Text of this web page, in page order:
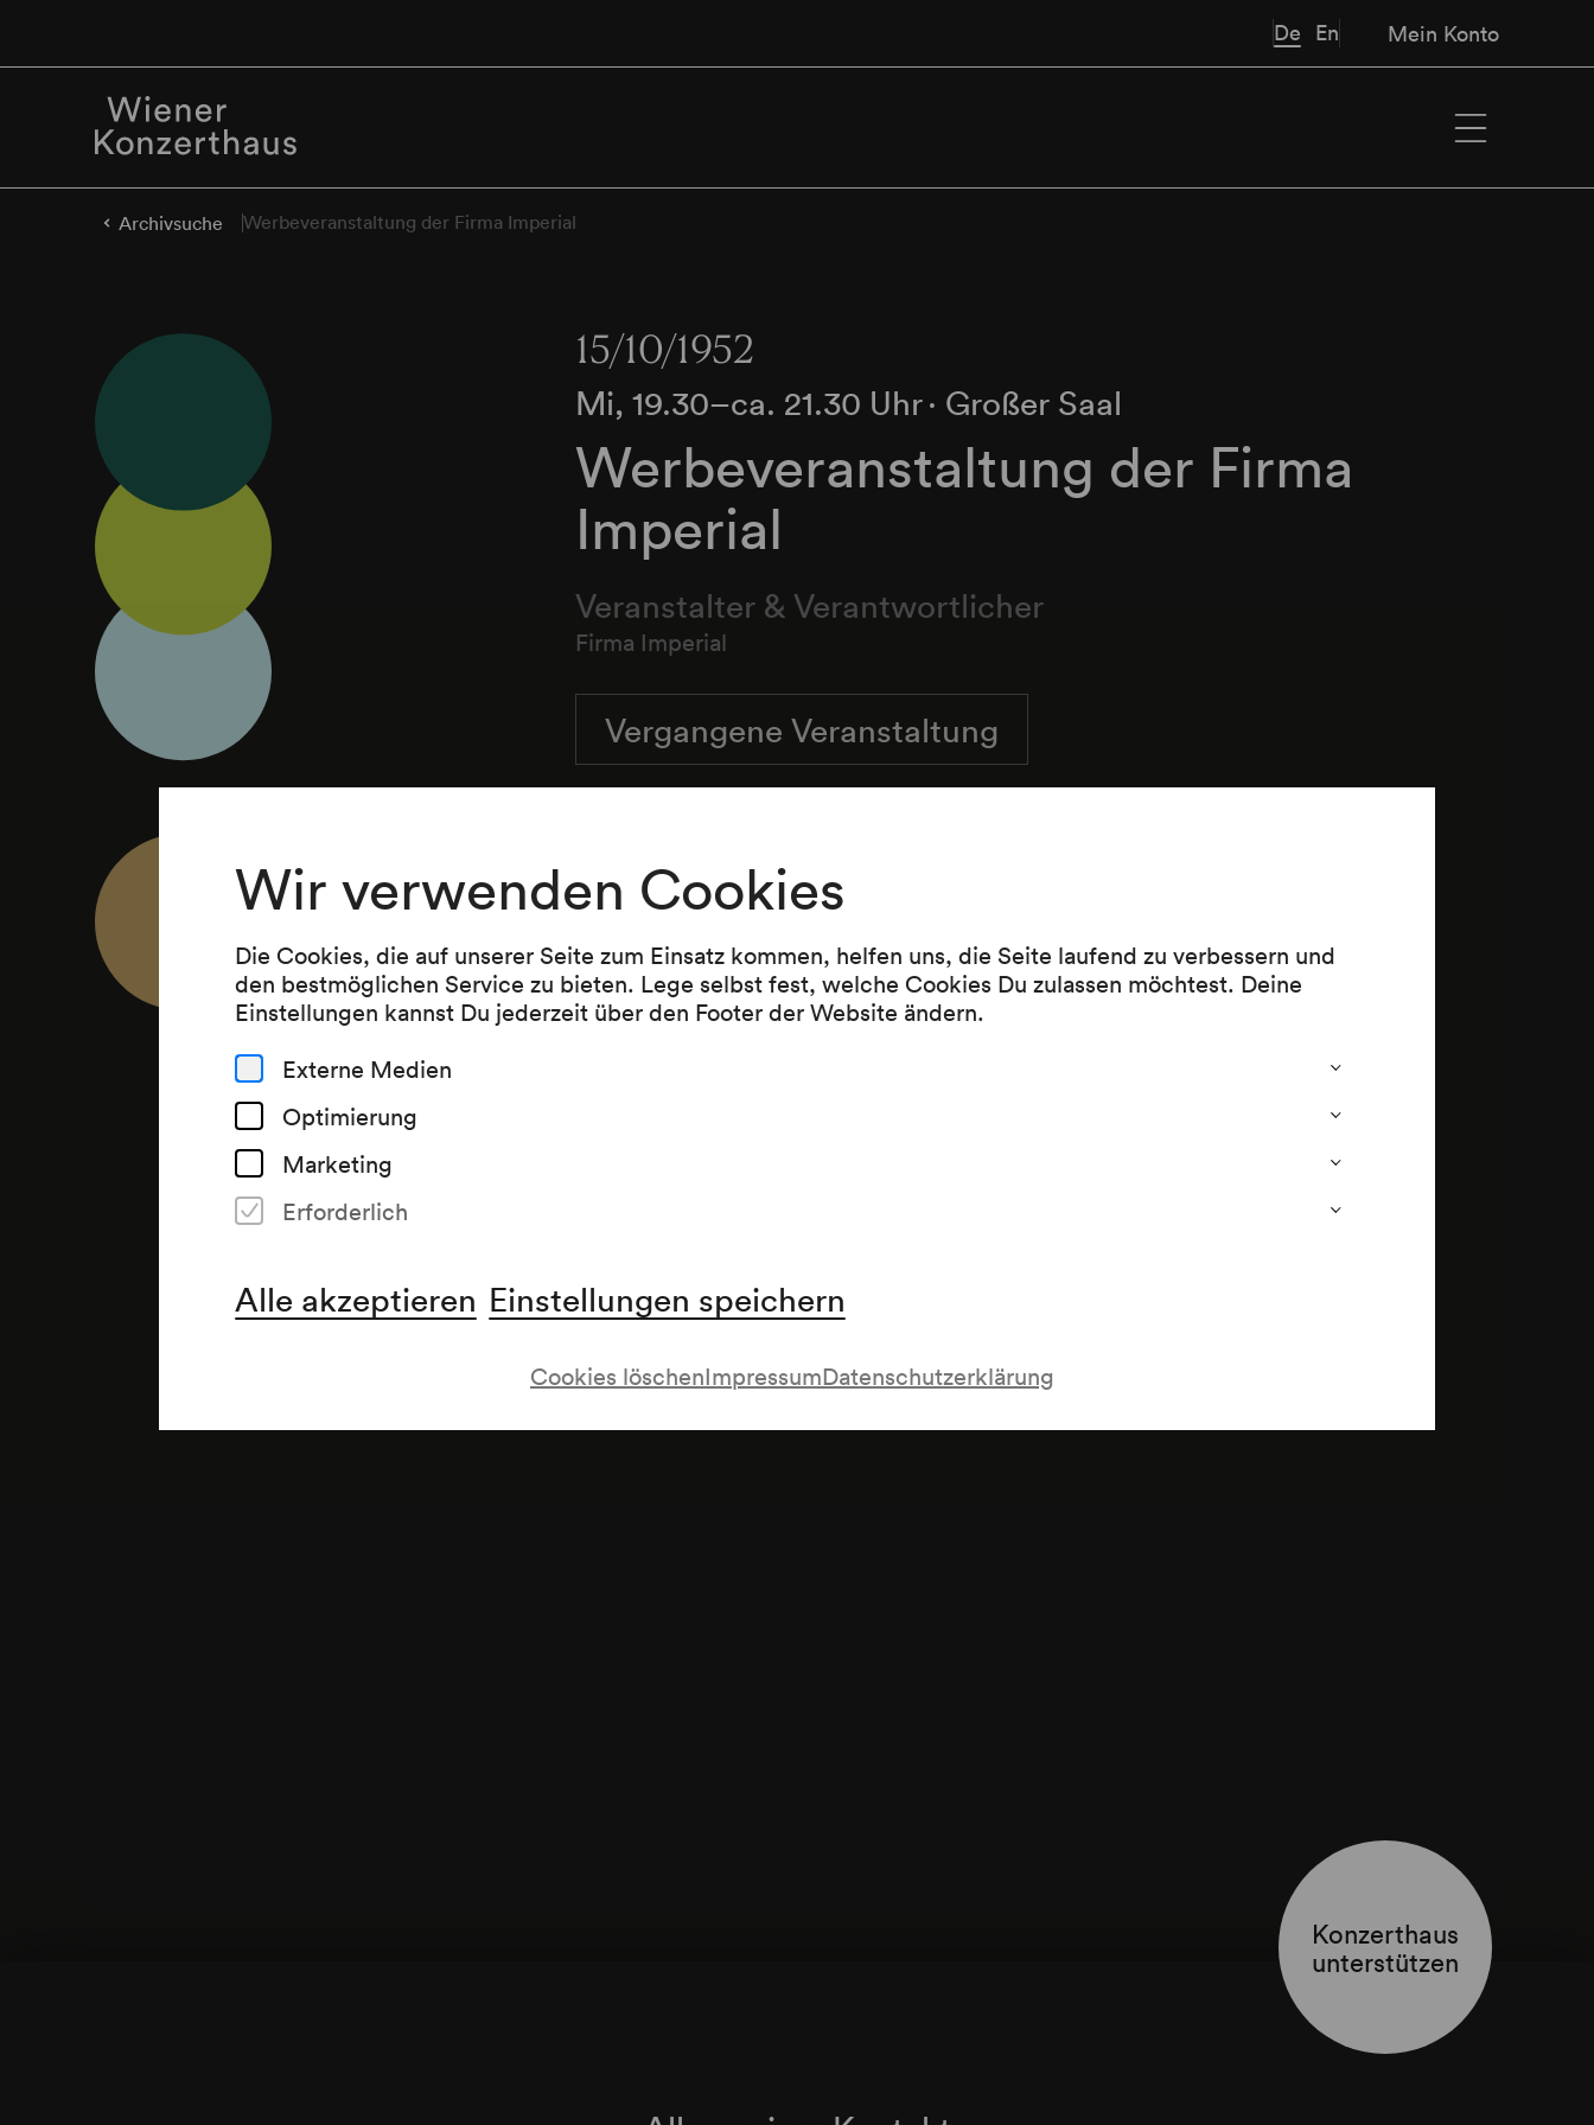
Wir verwenden Cookies
Die Cookies, die auf unserer Seite zum Einsatz kommen, helfen uns, die Seite laufend zu verbessern und
den bestmöglichen Service zu bieten. Lege selbst fest, welche Cookies Du zulassen möchtest. Deine
Einstellungen kannst Du jederzeit über den Footer der Website ändern.
Externe Medien
Optimierung
Marketing
Erforderlich
Alle akzeptieren Einstellungen speichern
Cookies löschenImpressumDatenschutzerklärung
De En Mein Konto
Archivsuche Werbeveranstaltung der Firma Imperial
15/10/1952
Mi, 19.30–ca. 21.30 Uhr∙ Großer Saal
Werbeveranstaltung der Firma
Imperial
Veranstalter & Verantwortlicher
Firma Imperial
Vergangene Veranstaltung
Anmerkung
Konzerthaus
unterstützen